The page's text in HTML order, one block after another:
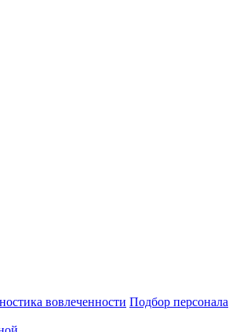
вовлеченности Подбор персонала